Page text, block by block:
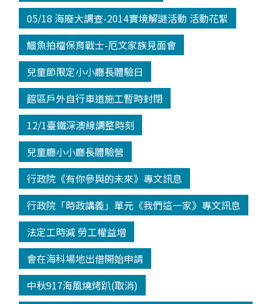
05/18 海廢大調查-2014實境解謎活動 活動花絮
鱷魚拍檔保育戰士-厄文家族見面會
兒童節限定小小廳長體驗日
館區戶外自行車道施工暫時封閉
12/1臺鐵深澳線調整時刻
兒童廳小小廳長體驗營
行政院《有你參與的未來》專文訊息
行政院「時政講義」單元《我們這一家》專文訊息
法定工時減 勞工權益增
會在海科場地出借開始申請
中秋917海風燒烤趴(取消)